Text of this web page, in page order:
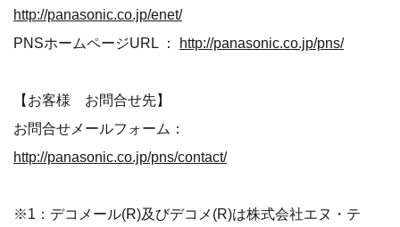
http://panasonic.co.jp/enet/
PNSホームページURL ： http://panasonic.co.jp/pns/
【お客様 お問合せ先】
お問合せメールフォーム：
http://panasonic.co.jp/pns/contact/
※1：デコメール(R)及びデコメ(R)は株式会社エヌ・テ